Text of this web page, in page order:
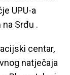
UPU-a
Srđu .
centar,
natječaja